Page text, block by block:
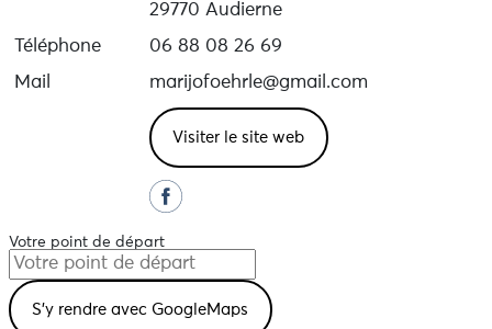
29770 Audierne
Téléphone
06 88 08 26 69
Mail
marijofoehrle@gmail.com
Visiter le site web
Votre point de départ